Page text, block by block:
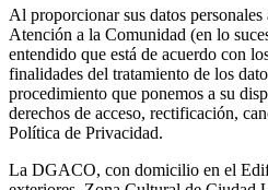
Al proporcionar sus datos
Atención a la Comunidad (en lo
entendido que está de acuerdo con
finalidades del tratamiento de los
procedimiento que ponemos a su
derechos de acceso, rectificación,
Política de Privacidad.
La DGACO, con domicilio en el